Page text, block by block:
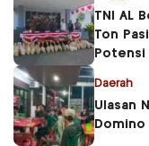
TNI AL
Ton
Potensi
Daerah
Ulasan
Domino